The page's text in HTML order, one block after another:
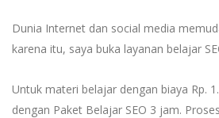
Dunia Internet dan social media
karena itu, saya buka layanan belajar
Untuk materi belajar dengan biaya Rp.
dengan Paket Belajar SEO 3 jam.